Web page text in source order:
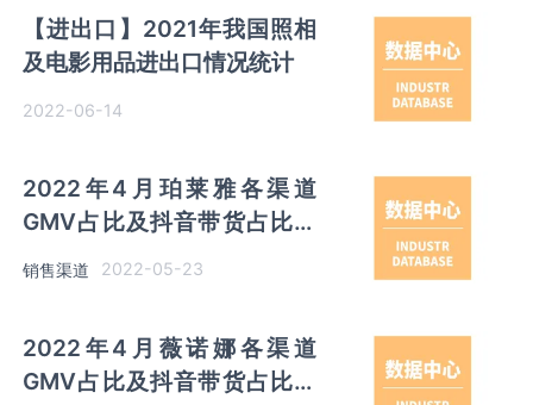
【进出口】2021年我国照相
及电影用品进出口情况统计
2022-06-14
2022年4月珀莱雅各渠道
GMV占比及抖音带货占比数
据统计
销售渠道 2022-05-23
2022年4月薇诺娜各渠道
GMV占比及抖音带货占比数